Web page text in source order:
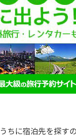
ちに宿泊先を探す